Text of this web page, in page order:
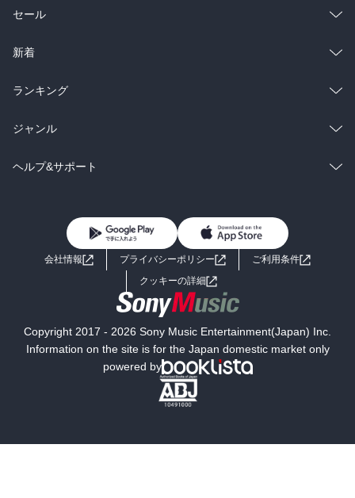
総合
ラノベ
雑誌・グラビア
BL・TL
セール
総合
ラノベ
雑誌・グラビア
BL・TL
新着
総合
ラノベ
雑誌・グラビア
ランキング
総合
ラノベ
ジャンル
コミック
ライトノベル 男子向けラノベ
小説
海外小説
ミステリー SF
文学
ヘルプ&サポート
よくあるご質問 お問い合わせ
会社情報 プライバシーポリシー
ご利用条件
クッキーの詳細
Copyright 2017 - 2026 Sony Music Entertainment(Japan) Inc.
Information on the site is for the Japan domestic market only
powered by